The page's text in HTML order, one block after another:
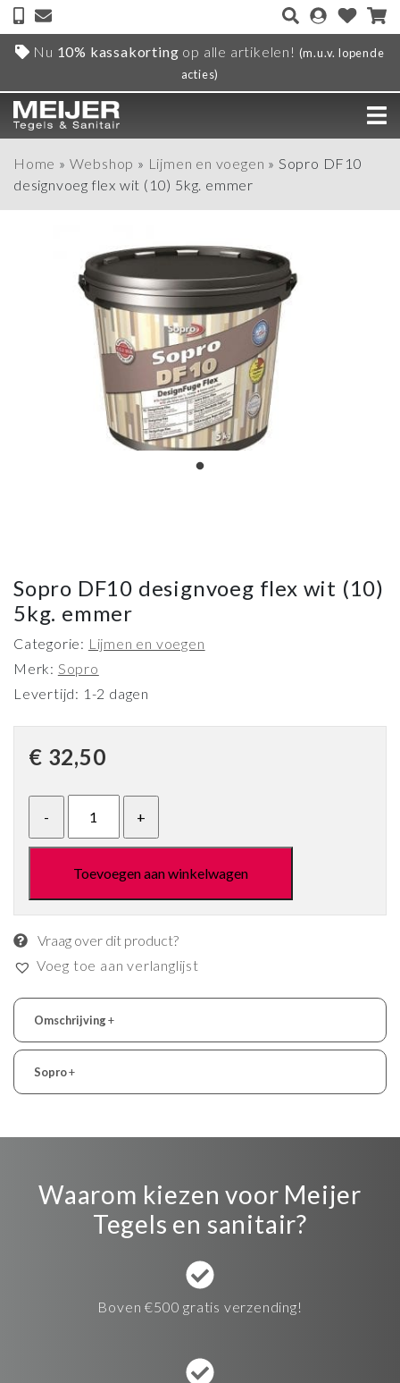
Nu 10% kassakorting op alle artikelen! (m.u.v. lopende
acties)
Home » Webshop » Lijmen en voegen » Sopro DF10
designvoeg flex wit (10) 5kg. emmer
Sopro DF10 designvoeg flex wit (10)
5kg. emmer
Categorie: Lijmen en voegen
Merk: Sopro
Levertijd: 1-2 dagen
€ 32,50
Toevoegen aan winkelwagen
Vraag over dit product?
Voeg toe aan verlanglijst
Omschrijving+
Sopro+
Waarom kiezen voor Meijer
Tegels en sanitair?
Boven €500 gratis verzending!